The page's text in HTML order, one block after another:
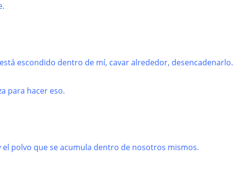
escondido dentro de mí, cavar alrededor, desencadenarlo.
para hacer eso.
el polvo que se acumula dentro de nosotros mismos.